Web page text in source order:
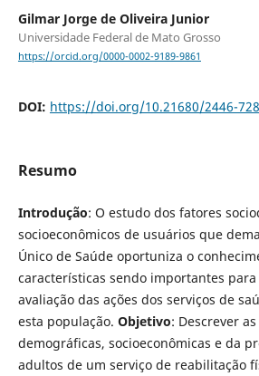
Gilmar Jorge de Oliveira Junior
Universidade Federal de Mato Grosso
https://orcid.org/0000-0002-9189-9861
DOI: https://doi.org/10.21680/2446-
Resumo
Introdução: O estudo dos fatores
socioeconômicos de usuários que
Único de Saúde oportuniza o
características sendo importantes
avaliação das ações dos serviços de
esta população. Objetivo: Descrever
demográficas, socioeconômicas e da
adultos de um serviço de reabilitação